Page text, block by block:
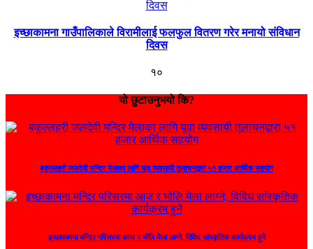
इच्छाकामना गाउँपालिकाले विरामीलाई फलफुल वितरण गरेर मनायो संविधान
दिवस
१०
यो छुटाउनुभयो कि?
बकुल्लहरी जलदेवी मन्दिर मेलाका लागि यूवा व्यवसायी तूलाचनद्वारा ५१ हजार आर्थिक सहयोग
इच्छाकामना मन्दिर परिसरमा आज र भोलि मेला लाग्ने, विविध सांस्कृतिक कार्यक्रम हुने